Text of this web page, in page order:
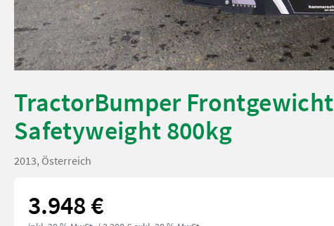
TractorBumper Frontgewicht
Safetyweight 800kg
2013, Österreich
3.948 €